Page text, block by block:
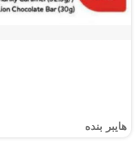
هايبر بنده